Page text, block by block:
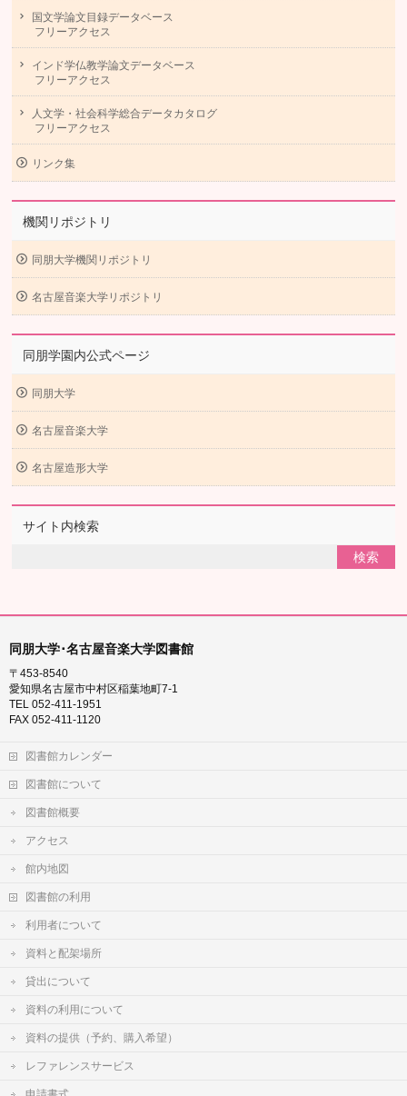
国文学論文目録データベース
フリーアクセス
インド学仏教学論文データベース
フリーアクセス
人文学・社会科学総合データカタログ
フリーアクセス
リンク集
機関リポジトリ
同朋大学機関リポジトリ
名古屋音楽大学リポジトリ
同朋学園内公式ページ
同朋大学
名古屋音楽大学
名古屋造形大学
サイト内検索
同朋大学･名古屋音楽大学図書館
〒453-8540
愛知県名古屋市中村区稲葉地町7-1
TEL 052-411-1951
FAX 052-411-1120
図書館カレンダー
図書館について
図書館概要
アクセス
館内地図
図書館の利用
利用者について
資料と配架場所
貸出について
資料の利用について
資料の提供（予約、購入希望）
レファレンスサービス